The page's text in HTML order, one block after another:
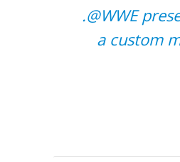
.@WWE
a custom